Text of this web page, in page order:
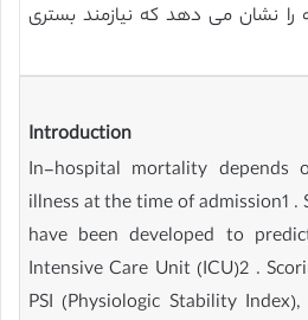
اولیه را نشان می دهد که نیازمند بستری
Introduction
In-hospital mortality
illness at the time of admission1 .
have been developed to
Intensive Care Unit (ICU)2 .
PSI (Physiologic Stability